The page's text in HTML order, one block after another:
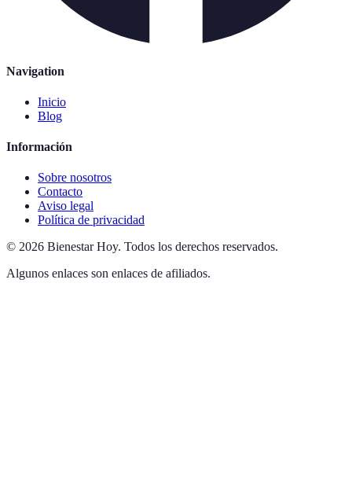
Navigation
Inicio
Blog
Información
Sobre nosotros
Contacto
Aviso legal
Política de privacidad
© 2026 Bienestar Hoy. Todos los derechos reservados.
Algunos enlaces son enlaces de afiliados.